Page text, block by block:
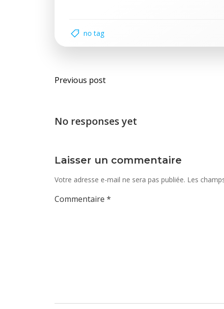
no tag
Navigation
articles
Previous post
No responses yet
Laisser un commentaire
Votre adresse e-mail ne sera pas publiée. Les
Commentaire *